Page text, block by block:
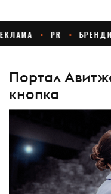
Портал
кнопка